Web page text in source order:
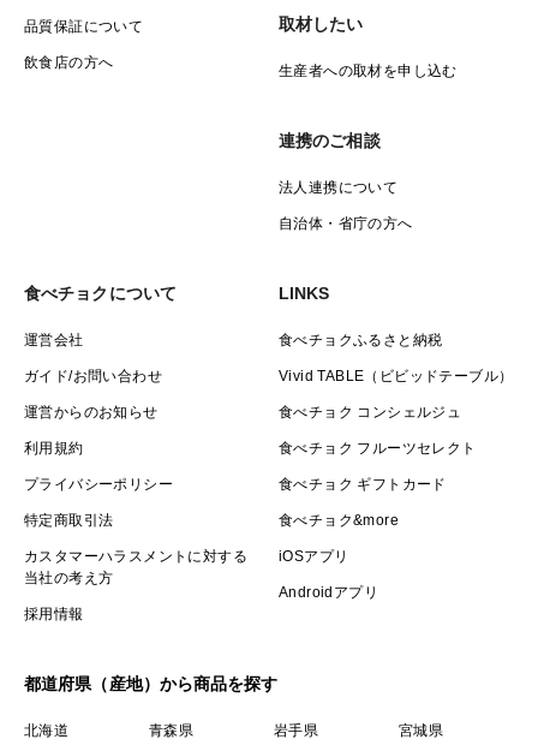
品質保証について
飲食店の方へ
取材したい
生産者への取材を申し込む
連携のご相談
法人連携について
自治体・省庁の方へ
食べチョクについて
運営会社
ガイド/お問い合わせ
運営からのお知らせ
利用規約
プライバシーポリシー
特定商取引法
カスタマーハラスメントに対する
当社の考え方
採用情報
LINKS
食べチョクふるさと納税
Vivid TABLE（ビビッドテーブル）
食べチョク コンシェルジュ
食べチョク フルーツセレクト
食べチョク ギフトカード
食べチョク&more
iOSアプリ
Androidアプリ
都道府県（産地）から商品を探す
北海道 青森県 岩手県
宮城県